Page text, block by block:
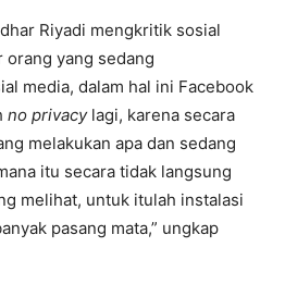
Riyadi mengkritik sosial
orang yang sedang
media, dalam hal ini Facebook
no privacylagi, karena secara
melakukan apa dan sedang
itu secara tidak langsung
melihat, untuk itulah instalasi
pasang mata,” ungkap